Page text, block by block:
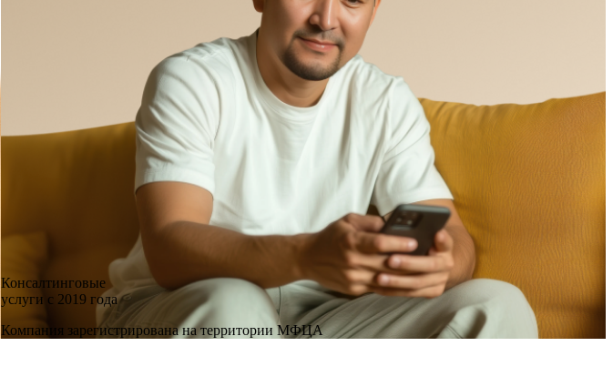
Консалтинговые
услуги с 2019 года
Компания зарегистрирована на территории МФЦА